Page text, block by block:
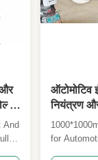
और
And
ऑटोमोटिव
नियंत्रण
साथ
फ्लैट प्लेट
for